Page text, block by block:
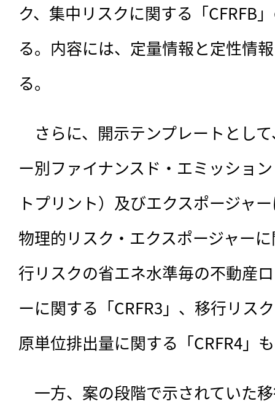
ク、集中リスクに関する「CFRFB
る。内容には、定量情報と定性情
る。
さらに、開示テンプレートとし
ー別ファイナンスド・エミッショ
トプリント）及びエクスポージャ
物理的リスク・エクスポージャー
行リスクの省エネ水準毎の不動産
ーに関する「CRFR3」、移行リス
原単位排出量に関する「CRFR4」
一方、案の段階で示されていた